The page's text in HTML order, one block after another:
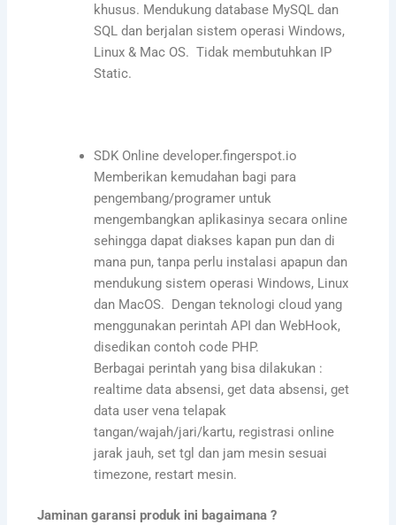
khusus. Mendukung database MySQL dan
SQL dan berjalan sistem operasi Windows,
Linux & Mac OS. Tidak membutuhkan IP
Static.
SDK Online developer.fingerspot.io
Memberikan kemudahan bagi para
pengembang/programer untuk
mengembangkan aplikasinya secara online
sehingga dapat diakses kapan pun dan di
mana pun, tanpa perlu instalasi apapun dan
mendukung sistem operasi Windows, Linux
dan MacOS. Dengan teknologi cloud yang
menggunakan perintah API dan WebHook,
disedikan contoh code PHP.
Berbagai perintah yang bisa dilakukan :
realtime data absensi, get data absensi, get
data user vena telapak
tangan/wajah/jari/kartu, registrasi online
jarak jauh, set tgl dan jam mesin sesuai
timezone, restart mesin.
Jaminan garansi produk ini bagaimana ?